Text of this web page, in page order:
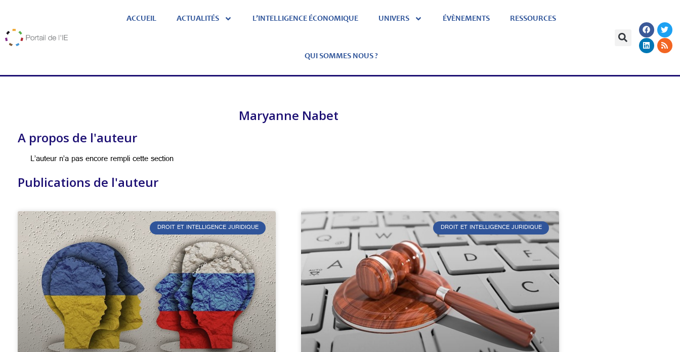
ACCUEIL ACTUALITÉS L’INTELLIGENCE ÉCONOMIQUE UNIVERS ÉVÈNEMENTS RESSOURCES
QUI SOMMES NOUS ?
Maryanne Nabet
A propos de l'auteur
L’auteur n’a pas encore rempli cette section
Publications de l'auteur
DROIT ET INTELLIGENCE JURIDIQUE DROIT ET INTELLIGENCE JURIDIQUE